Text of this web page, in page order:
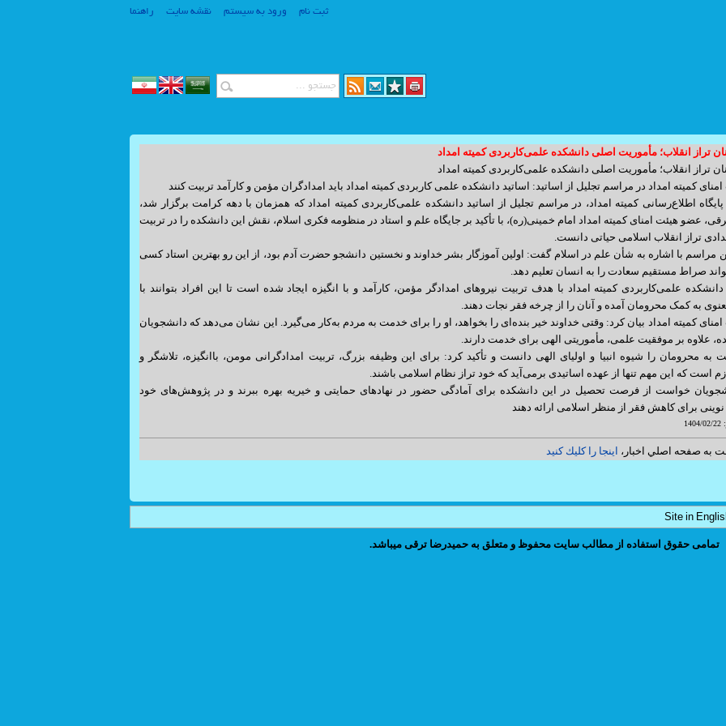
ثبت نام ورود به سیستم نقشه سایت راهنما
کارگر پلاک 14 واحد 3
لازم را به عمل آورید. ساعت مراجعه
info@yoursite.com : مدیریت
sales@sitesaz.ir : فروش
develop@sitesaz.ir : برنامه نویسی
design@sitesaz.ir : طراحی سایت
www.SiteSaz.ir
تراز انقلاب؛ مأموریت اصلی دانشکده علمی‌کاربردی کمیته امداد
تراز انقلاب؛ مأموریت اصلی دانشکده علمی‌کاربردی کمیته امداد
کمیته امداد در مراسم تجلیل از اساتید: اساتید دانشکده علمی کاربردی کمیته امداد باید امدادگران مؤمن و کارآمد تربیت کنند
اطلاع‌رسانی کمیته امداد، در مراسم تجلیل از اساتید دانشکده علمی‌کاربردی کمیته امداد که همزمان با دهه کرامت برگزار شد،
عضو هیئت امنای کمیته امداد امام خمینی(ره)، با تأکید بر جایگاه علم و استاد در منظومه فکری اسلام، نقش این دانشکده را در تربیت
تراز انقلاب اسلامی حیاتی دانست.
مراسم با اشاره به شأن علم در اسلام گفت: اولین آموزگار بشر خداوند و نخستین دانشجو حضرت آدم بود، از این رو بهترین استاد کسی
صراط مستقیم سعادت را به انسان تعلیم دهد.
علمی‌کاربردی کمیته امداد با هدف تربیت نیروهای امدادگر مؤمن، کارآمد و با انگیزه ایجاد شده است تا این افراد بتوانند با
به کمک محرومان آمده و آنان را از چرخه فقر نجات دهند.
کمیته امداد بیان کرد: وقتی خداوند خیر بنده‌ای را بخواهد، او را برای خدمت به مردم به‌کار می‌گیرد. این نشان می‌دهد که دانشجویان
علاوه بر موفقیت علمی، مأموریتی الهی برای خدمت دارند.
محرومان را شیوه انبیا و اولیای الهی دانست و تأکید کرد: برای این وظیفه بزرگ، تربیت امدادگرانی مومن، باانگیزه، تلاشگر و
است که این مهم تنها از عهده اساتیدی برمی‌آید که خود تراز نظام اسلامی باشند.
خواست از فرصت تحصیل در این دانشکده برای آمادگی حضور در نهادهای حمایتی و خیریه بهره ببرند و در پژوهش‌های خود
نوینی برای کاهش فقر از منظر اسلامی ارائه دهند
به صفحه اصلي اخبار، اينجا را كليك كنيد
Site in
تمامی حقوق استفاده از مطالب سایت محفوظ و متعلق به حمیدرضا ترقی میباشد.